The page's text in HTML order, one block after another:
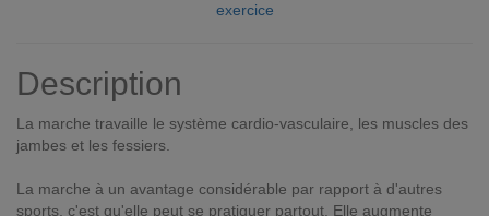
exercice
Description
La marche travaille le système cardio-vasculaire, les muscles des
jambes et les fessiers.
La marche à un avantage considérable par rapport à d'autres
sports, c'est qu'elle peut se pratiquer partout. Elle augmente